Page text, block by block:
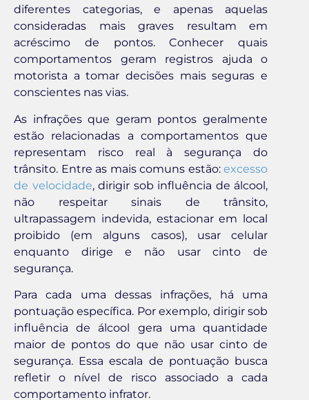
diferentes categorias, e apenas aquelas
consideradas mais graves resultam em
acréscimo de pontos. Conhecer quais
comportamentos geram registros ajuda o
motorista a tomar decisões mais seguras e
conscientes nas vias.
As infrações que geram pontos geralmente
estão relacionadas a comportamentos que
representam risco real à segurança do
trânsito. Entre as mais comuns estão: excesso
de velocidade, dirigir sob influência de álcool,
não respeitar sinais de trânsito,
ultrapassagem indevida, estacionar em local
proibido (em alguns casos), usar celular
enquanto dirige e não usar cinto de
segurança.
Para cada uma dessas infrações, há uma
pontuação específica. Por exemplo, dirigir sob
influência de álcool gera uma quantidade
maior de pontos do que não usar cinto de
segurança. Essa escala de pontuação busca
refletir o nível de risco associado a cada
comportamento infrator.